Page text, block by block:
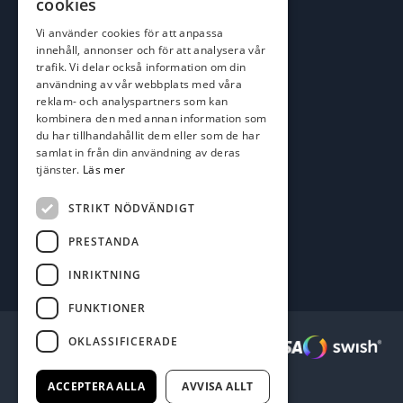
kim@batofiske.se
Adress
Karlskrona Båt & Fiske AB
Lallerstedts gata 4
371 54 Karlskrona
Följ oss
Facebook
Säkra betalningar :
cookies
Vi använder cookies för att anpassa
innehåll, annonser och för att analysera vår
trafik. Vi delar också information om din
användning av vår webbplats med våra
reklam- och analyspartners som kan
kombinera den med annan information som
du har tillhandahållit dem eller som de har
samlat in från din användning av deras
tjänster. Läs mer
STRIKT NÖDVÄNDIGT
PRESTANDA
INRIKTNING
FUNKTIONER
OKLASSIFICERADE
ACCEPTERA ALLA AVVISA ALLT